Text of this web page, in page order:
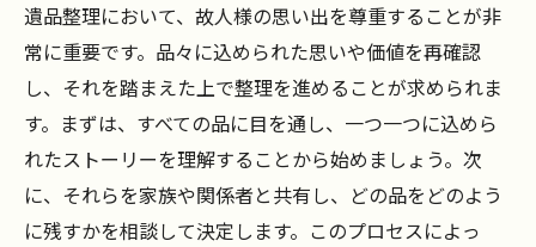
思い出を尊重した整理の重要性
遺品整理がもたらす心の安らぎ
故人への敬意を示す整理の方法
個別対応による遺品整理の価値
思い出を未来へつなぐための工夫
感謝を込めた遺品整理のプロセス
遺品整理において、故人様の思い出を尊重することが非
常に重要です。品々に込められた思いや価値を再確認
し、それを踏まえた上で整理を進めることが求められま
す。まずは、すべての品に目を通し、一つ一つに込めら
れたストーリーを理解することから始めましょう。次
に、それらを家族や関係者と共有し、どの品をどのよう
に残すかを相談して決定します。このプロセスによっ